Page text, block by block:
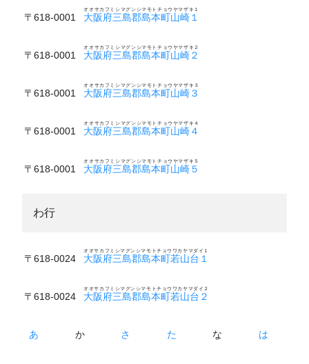
〒618-0001 大阪府三島郡島本町山崎１
オオサカフミシマグンシマモトチョウヤマザキ１
〒618-0001 大阪府三島郡島本町山崎２
オオサカフミシマグンシマモトチョウヤマザキ２
〒618-0001 大阪府三島郡島本町山崎３
オオサカフミシマグンシマモトチョウヤマザキ３
〒618-0001 大阪府三島郡島本町山崎４
オオサカフミシマグンシマモトチョウヤマザキ４
〒618-0001 大阪府三島郡島本町山崎５
オオサカフミシマグンシマモトチョウヤマザキ５
わ行
〒618-0024 大阪府三島郡島本町若山台１
オオサカフミシマグンシマモトチョウワカヤマダイ１
〒618-0024 大阪府三島郡島本町若山台２
オオサカフミシマグンシマモトチョウワカヤマダイ２
あ か さ た な は